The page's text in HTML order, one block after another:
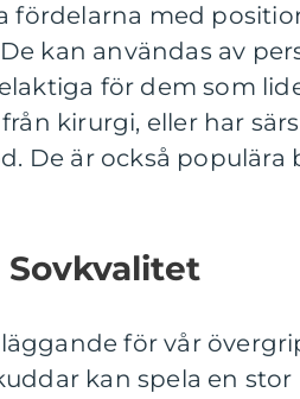
fördelarna med
kan användas av
för dem som
kirurgi, eller har
De är också
för vår
kan spela en